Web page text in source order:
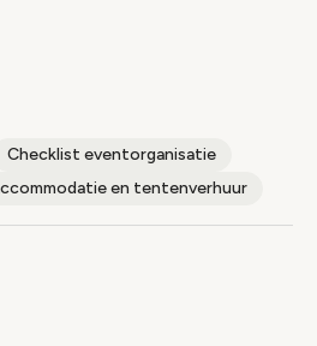
Checklist eventorganisatie
en tentenverhuur